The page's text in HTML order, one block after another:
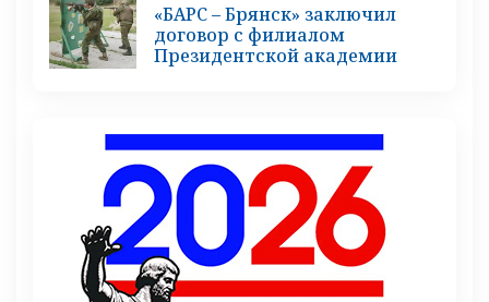
«БАРС – Брянск» заключил
договор с филиалом
Президентской академии